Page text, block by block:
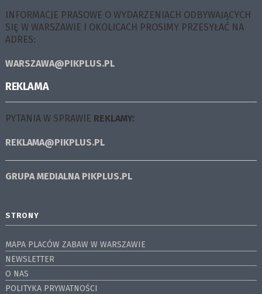
INFORMACJE PRASOWE O WYDARZENIACH ODBYWAJĄCYCH
SIĘ W WARSZAWIE I OKOLICACH PROSIMY PRZESYŁAĆ NA
ADRES:
WARSZAWA@PIKPLUS.PL
REKLAMA
PYTANIA W SPRAWIE REKLAMY:
REKLAMA@PIKPLUS.PL
GRUPA MEDIALNA PIKPLUS.PL
STRONY
MAPA PLACÓW ZABAW W WARSZAWIE
NEWSLETTER
O NAS
POLITYKA PRYWATNOŚCI